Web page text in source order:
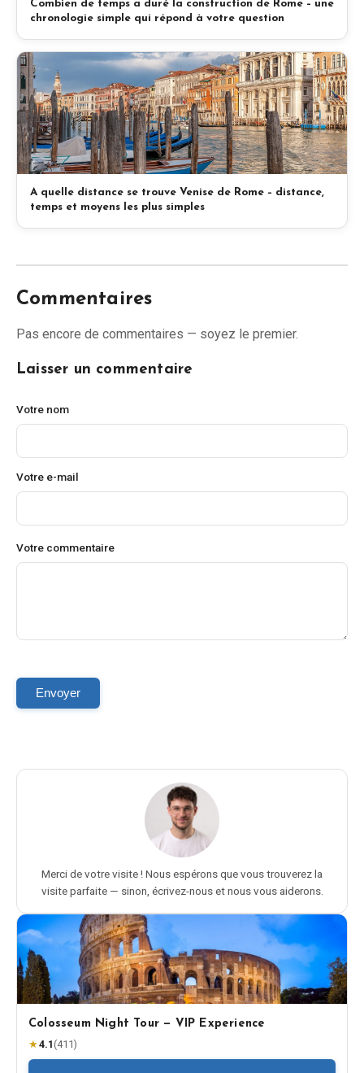
Combien de temps a duré la construction de Rome – une
chronologie simple qui répond à votre question
A quelle distance se trouve Venise de Rome – distance,
temps et moyens les plus simples
Commentaires
Pas encore de commentaires — soyez le premier.
Laisser un commentaire
Votre nom
Votre e-mail
Votre commentaire
Envoyer
Merci de votre visite ! Nous espérons que vous trouverez la
visite parfaite — sinon, écrivez-nous et nous vous aiderons.
Colosseum Night Tour — VIP Experience
★4.1 (411)